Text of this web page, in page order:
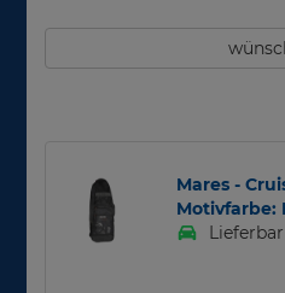
Mares -
Motivfarbe: